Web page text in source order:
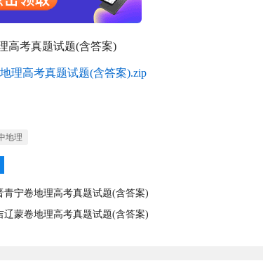
高考真题试题(含答案)
理高考真题试题(含答案).zip
地理
青宁卷地理高考真题试题(含答案)
辽蒙卷地理高考真题试题(含答案)